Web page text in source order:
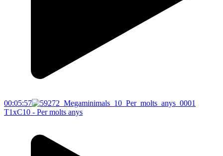
00:05:57
T1xC10 - Per molts anys